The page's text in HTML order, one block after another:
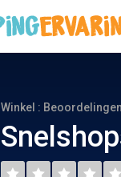
Winkel :